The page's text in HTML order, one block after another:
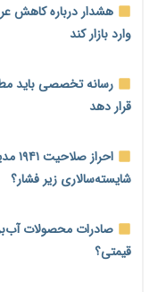
هشدار درباره کاهش
وارد بازار کند
رسانه تخصصی باید
قرار دهد
شایسته‌سالاری زیر فشار؟
صادرات محصولات
قیمتی؟